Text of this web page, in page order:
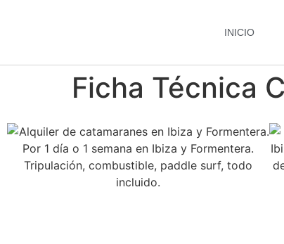
INICIO
Ficha Técnica